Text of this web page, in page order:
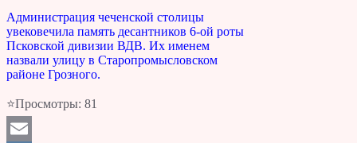
Администрация чеченской столицы
увековечила память десантников 6-ой роты
Псковской дивизии ВДВ. Их именем
назвали улицу в Старопромысловском
районе Грозного.
⭐Просмотры: 81